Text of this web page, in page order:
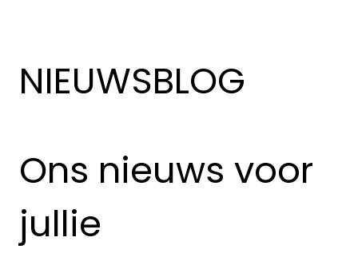
NIEUWSBLOG
Ons nieuws voor
jullie